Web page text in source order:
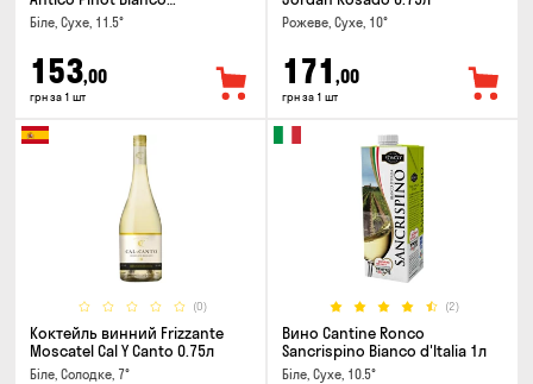
Chardonnay Rubicone IGT 1л
Біле, Сухе, 11.5°
153,00
грн за 1 шт
Рожеве, Сухе, 10°
171 ,00
грн за 1 шт
(0)
Коктейль винний Frizzante
Moscatel Cal Y Canto 0.75л
Біле, Солодке, 7°
(2)
Вино Cantine Ronco
Sancrispino Bianco d'Italia 1л
Біле, Сухе, 10.5°